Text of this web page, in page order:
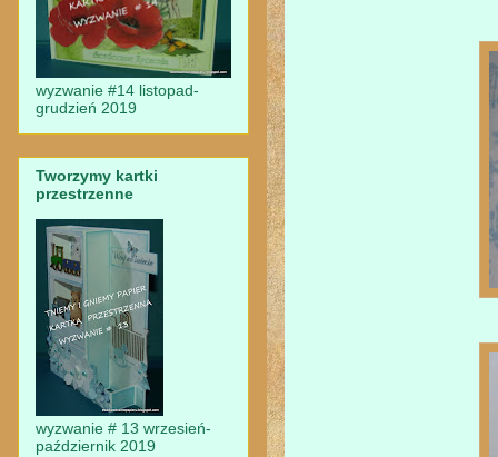
wyzwanie #14 listopad-
grudzień 2019
Tworzymy kartki
przestrzenne
wyzwanie # 13 wrzesień-
październik 2019